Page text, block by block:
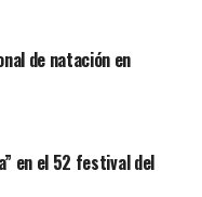
de natación en
en el 52 festival del